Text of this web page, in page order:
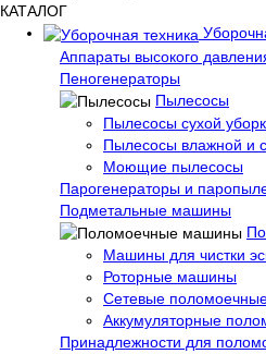
КАТАЛОГ
Аппараты высокого
Пеногенераторы
Пылесосы
Пылесосы сухой
Пылесосы влажной и
Моющие пылесосы
Парогенераторы и
Подметальные машины
Машины для чистки
Роторные машины
Сетевые
Аккумуляторные
Принадлежности для